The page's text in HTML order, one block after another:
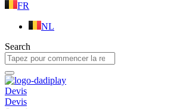
FR
NL
Search
Devis
Devis